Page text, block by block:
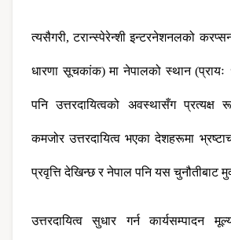
त्यसैगरी, टरान्स्पेरेन्शी इन्टरनेशनलको
धारणा सूचकांक) मा नेपालको स्थान
पनि उत्तरदायित्वको अवस्थासँग प्रत्यक्ष
कमजोर उत्तरदायित्व भएका देशहरूमा
प्रवृत्ति देखिन्छ र नेपाल पनि यस चुनौतीबाट
उत्तरदायित्व सुधार गर्न कार्यसम्पादन